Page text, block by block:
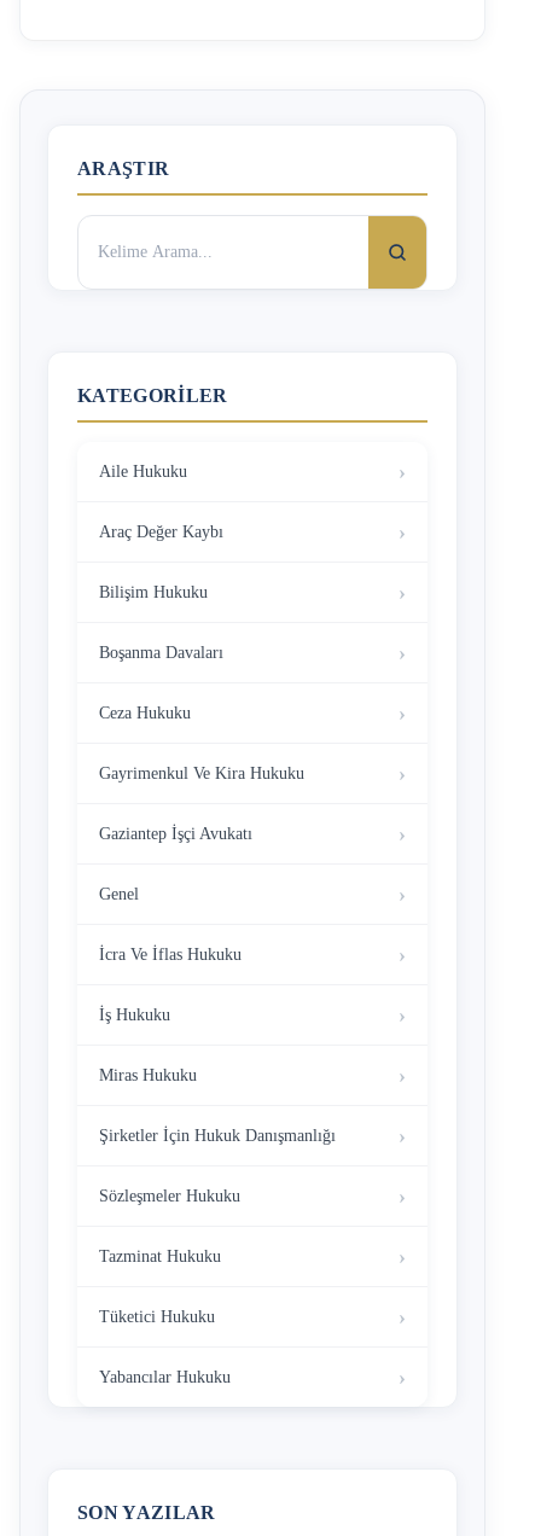
ARAŞTIR
Arama:
KATEGORILER
Aile Hukuku
Araç Değer Kaybı
Bilişim Hukuku
Boşanma Davaları
Ceza Hukuku
Gayrimenkul Ve Kira Hukuku
Gaziantep İşçi Avukatı
Genel
İcra Ve İflas Hukuku
İş Hukuku
Miras Hukuku
Şirketler İçin Hukuk Danışmanlığı
Sözleşmeler Hukuku
Tazminat Hukuku
Tüketici Hukuku
Yabancılar Hukuku
SON YAZILAR